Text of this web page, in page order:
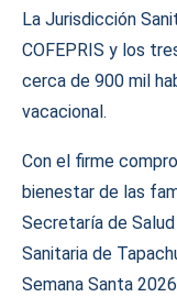
La Jurisdicción
COFEPRIS y los
cerca de 900 mil
vacacional.
Con el firme
bienestar de las
Secretaría de
Sanitaria de
Semana Santa